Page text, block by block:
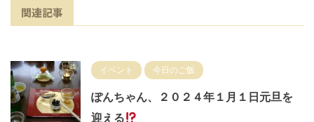
関連記事
イベント 今日のご飯
ぽんちゃん、２０２４年１月１日元旦を
迎える